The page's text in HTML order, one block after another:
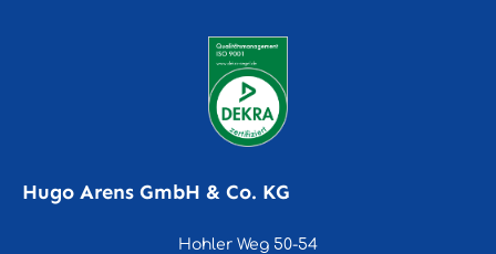
Hugo Arens GmbH & Co. KG
Hohler Weg 50-54